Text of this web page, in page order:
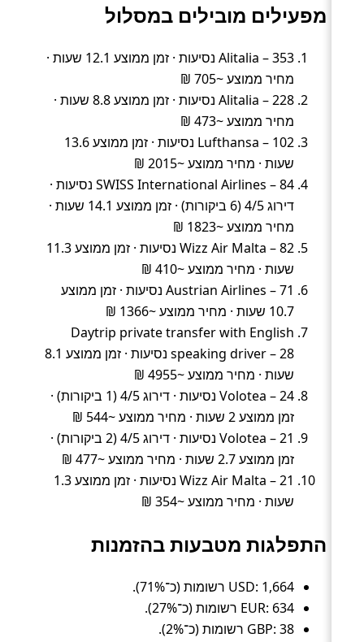
מפעילים מובילים במסלול
Alitalia – 353 נסיעות · זמן ממוצע 12.1 שעות ·
מחיר ממוצע ~705 ₪
Alitalia – 228 נסיעות · זמן ממוצע 8.8 שעות ·
מחיר ממוצע ~473 ₪
Lufthansa – 102 נסיעות · זמן ממוצע 13.6
שעות · מחיר ממוצע ~2015 ₪
SWISS International Airlines – 84 נסיעות ·
דירוג 4/5 (6 ביקורות) · זמן ממוצע 14.1 שעות ·
מחיר ממוצע ~1823 ₪
Wizz Air Malta – 82 נסיעות · זמן ממוצע 11.3
שעות · מחיר ממוצע ~410 ₪
Austrian Airlines – 71 נסיעות · זמן ממוצע
10.7 שעות · מחיר ממוצע ~1366 ₪
Daytrip private transfer with English
speaking driver – 28 נסיעות · זמן ממוצע 8.1
שעות · מחיר ממוצע ~4955 ₪
Volotea – 24 נסיעות · דירוג 4/5 (1 ביקורות) ·
זמן ממוצע 2 שעות · מחיר ממוצע ~544 ₪
Volotea – 21 נסיעות · דירוג 4/5 (2 ביקורות) ·
זמן ממוצע 2.7 שעות · מחיר ממוצע ~477 ₪
Wizz Air Malta – 21 נסיעות · זמן ממוצע 1.3
שעות · מחיר ממוצע ~354 ₪
התפלגות מטבעות בהזמנות
USD: 1,664 רשומות (כ־71%).
EUR: 634 רשומות (כ־27%).
GBP: 38 רשומות (כ־2%).